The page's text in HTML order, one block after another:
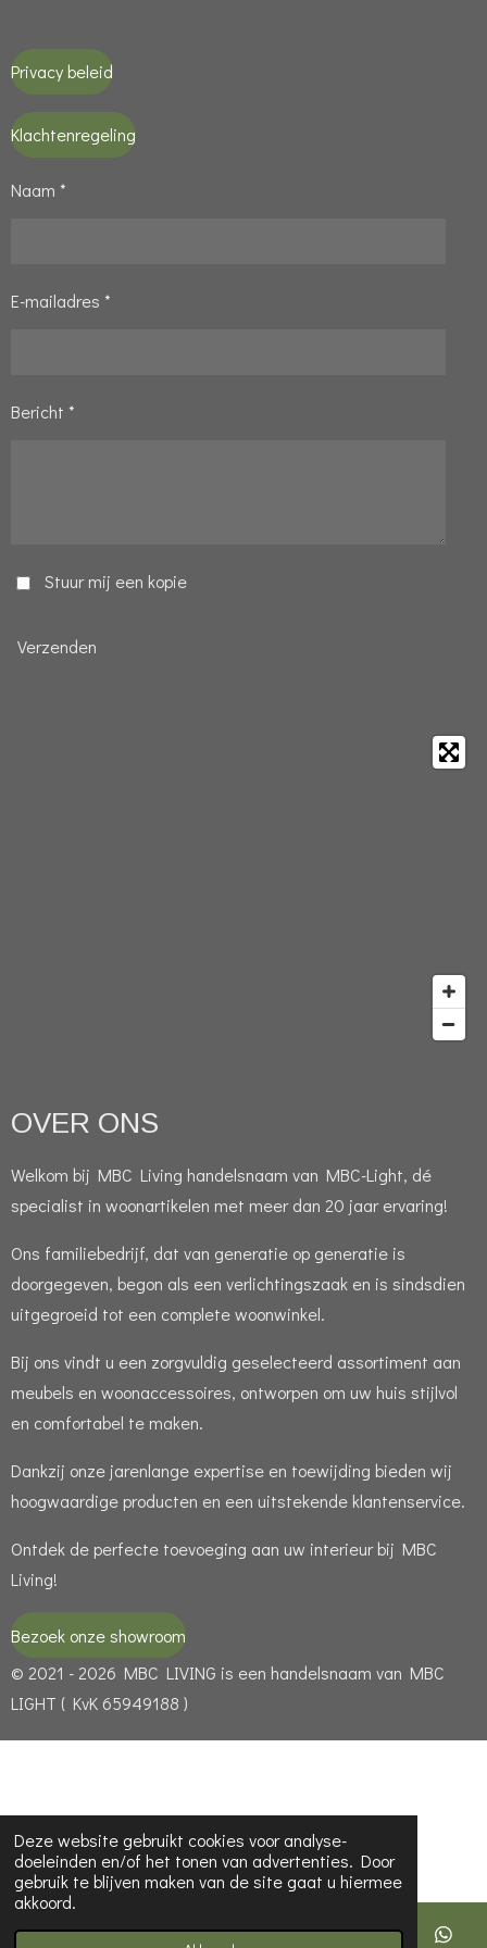
Deze website gebruikt cookies voor analyse-
doeleinden en/of het tonen van advertenties. Door
gebruik te blijven maken van de site gaat u hiermee
akkoord.
Privacy beleid
Klachtenregeling
Naam *
E-mailadres *
Bericht *
Stuur mij een kopie
Verzenden
OVER ONS
Welkom bij MBC Living handelsnaam van MBC-Light, dé
specialist in woonartikelen met meer dan 20 jaar ervaring!
Ons familiebedrijf, dat van generatie op generatie is
doorgegeven, begon als een verlichtingszaak en is sindsdien
uitgegroeid tot een complete woonwinkel.
Bij ons vindt u een zorgvuldig geselecteerd assortiment aan
meubels en woonaccessoires, ontworpen om uw huis stijlvol
en comfortabel te maken.
Dankzij onze jarenlange expertise en toewijding bieden wij
hoogwaardige producten en een uitstekende klantenservice.
Ontdek de perfecte toevoeging aan uw interieur bij MBC
Living!
Bezoek onze showroom
© 2021 - 2026 MBC LIVING is een handelsnaam van MBC
LIGHT ( KvK 65949188 )